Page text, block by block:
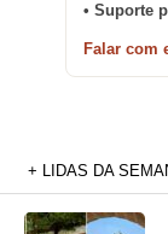
• Suporte
Falar com
+ LIDAS DA